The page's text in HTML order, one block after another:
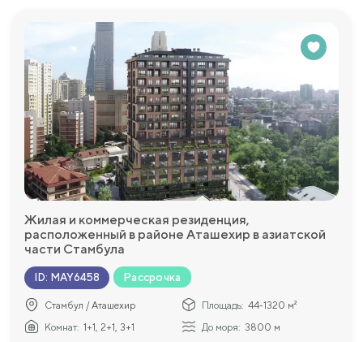
Жилая и коммерческая резиденция,
расположенный в районе Аташехир в азиатской
части Стамбула
ID: MAY6458 Рассрочка
Стамбул / Аташехир Площадь: 44-1320 м²
Комнат: 1+1, 2+1, 3+1 До моря: 3800 м